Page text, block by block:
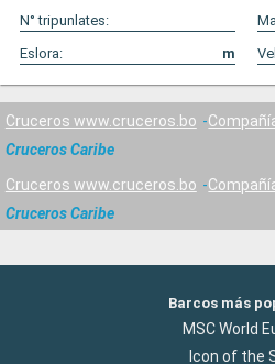
N° tripunlates:
Eslora:
m
Cruceros www.cruceros.bo
Cruceros Caribe
Cruceros www.cruceros.bo
Cruceros Caribe
Barcos más
MSC World
Icon of the